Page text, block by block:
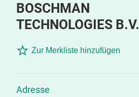
BOSCHMAN
TECHNOLOGIES B.V.
Zur Merkliste hinzufügen
Adresse